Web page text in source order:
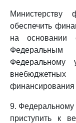
Министерству
обеспечить
на основании
Федеральному
внебюджетных
финансирования
9. Федеральному
приступить к